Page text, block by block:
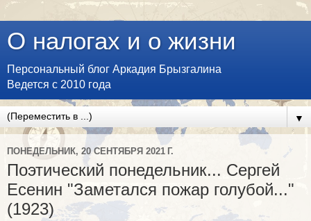
О налогах и о жизни
Персональный блог Аркадия Брызгалина
Ведется с 2010 года
▼
ПОНЕДЕЛЬНИК, 20 СЕНТЯБРЯ 2021 Г.
Поэтический понедельник... Сергей
Есенин "Заметался пожар голубой..."
(1923)